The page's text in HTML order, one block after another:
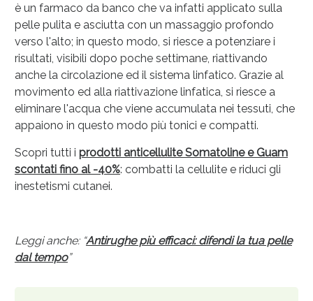
è un farmaco da banco che va infatti applicato sulla
pelle pulita e asciutta con un massaggio profondo
verso l'alto; in questo modo, si riesce a potenziare i
risultati, visibili dopo poche settimane, riattivando
anche la circolazione ed il sistema linfatico. Grazie al
movimento ed alla riattivazione linfatica, si riesce a
eliminare l'acqua che viene accumulata nei tessuti, che
appaiono in questo modo più tonici e compatti.
Scopri tutti i prodotti anticellulite Somatoline e Guam
scontati fino al -40%: combatti la cellulite e riduci gli
inestetismi cutanei.
Leggi anche: “Antirughe più efficaci: difendi la tua pelle
dal tempo”